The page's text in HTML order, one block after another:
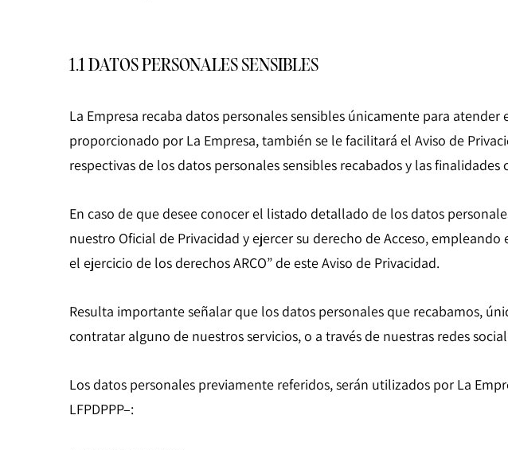
1.1 DATOS PERSONALES SENSIBLES
La Empresa recaba datos personales sensibles únicamente para
proporcionado por La Empresa, también se le facilitará el Aviso de
respectivas de los datos personales sensibles recabados y las finalidades
En caso de que desee conocer el listado detallado de los datos
nuestro Oficial de Privacidad y ejercer su derecho de Acceso,
el ejercicio de los derechos ARCO” de este Aviso de Privacidad.
Resulta importante señalar que los datos personales que recabamos,
contratar alguno de nuestros servicios, o a través de nuestras redes
Los datos personales previamente referidos, serán utilizados por La
LFPDPPP–: